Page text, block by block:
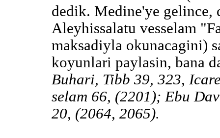
dedik. Medine'ye gelince,
Aleyhissalatu vesselam
maksadiyla okunacagini)
koyunlari paylasin, bana
Buhari, Tibb 39, 323,
selam 66, (2201); Ebu
20, (2064, 2065).